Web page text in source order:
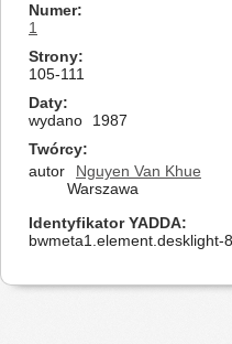
Numer
1
Strony
105-111
Daty
wydano
1987
Twórcy
autor
Nguyen Van Khue
Warszawa
Identyfikator YADDA